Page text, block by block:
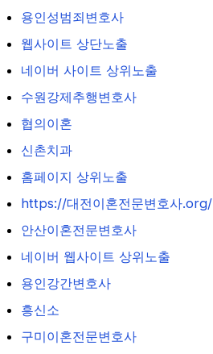
용인성범죄변호사
웹사이트 상단노출
네이버 사이트 상위노출
수원강제추행변호사
협의이혼
신촌치과
홈페이지 상위노출
https://대전이혼전문변호사.org/
안산이혼전문변호사
네이버 웹사이트 상위노출
용인강간변호사
흥신소
구미이혼전문변호사